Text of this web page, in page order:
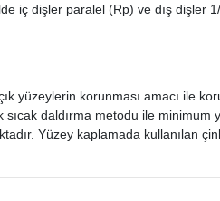
iç dişler paralel (Rp) ve dış dişler
yüzeylerin korunması amacı ile
daldırma metodu ile minimum
Yüzey kaplamada kullanılan